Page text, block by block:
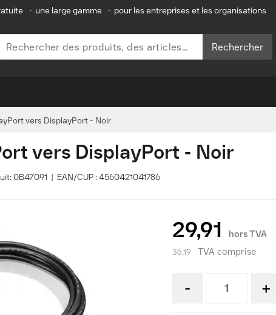
• une large gamme • pour les entreprises et les organisations
Rechercher
vers DisplayPort - Noir
vers DisplayPort - Noir
0B47091 | EAN/CUP : 4560421041786
29,91 hors TVA
36,19 TVA comprise
- +